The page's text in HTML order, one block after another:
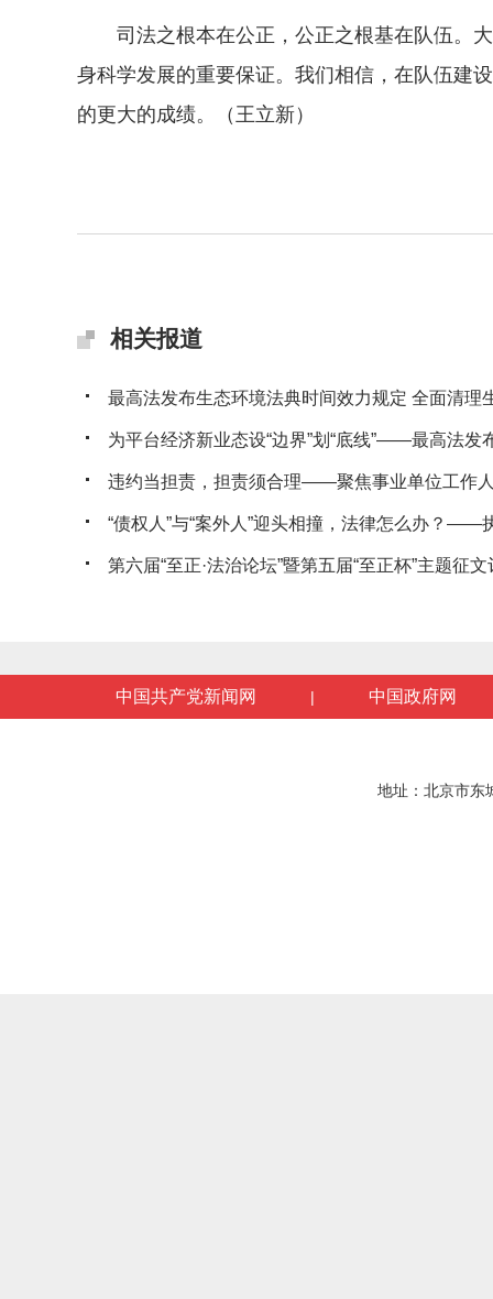
司法之根本在公正，公正之根基在队伍。大
身科学发展的重要保证。我们相信，在队伍建
的更大的成绩。（王立新）
相关报道
最高法发布生态环境法典时间效力规定 全面清理
为平台经济新业态设“边界”划“底线”——最高法发
违约当担责，担责须合理——聚焦事业单位工作
“债权人”与“案外人”迎头相撞，法律怎么办？——
第六届“至正·法治论坛”暨第五届“至正杯”主题征文
中国共产党新闻网 | 中国政府网
地址：北京市东